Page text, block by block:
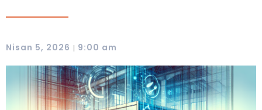
Nisan 5, 2026 | 9:00 am